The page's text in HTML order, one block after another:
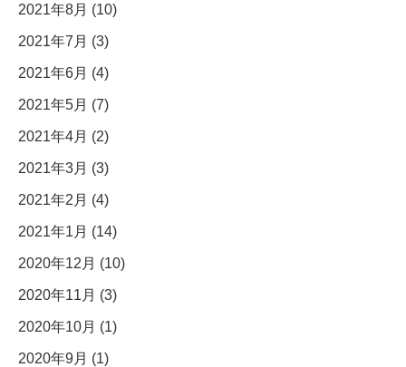
2021年8月 (10)
2021年7月 (3)
2021年6月 (4)
2021年5月 (7)
2021年4月 (2)
2021年3月 (3)
2021年2月 (4)
2021年1月 (14)
2020年12月 (10)
2020年11月 (3)
2020年10月 (1)
2020年9月 (1)